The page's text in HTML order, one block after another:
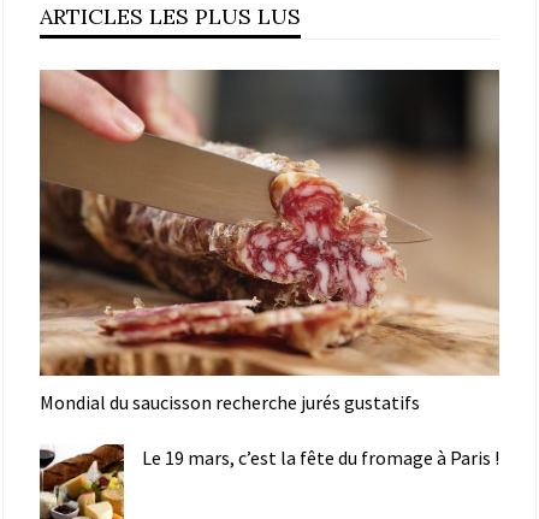
ARTICLES LES PLUS LUS
Mondial du saucisson recherche jurés gustatifs
Le 19 mars, c’est la fête du fromage à Paris !